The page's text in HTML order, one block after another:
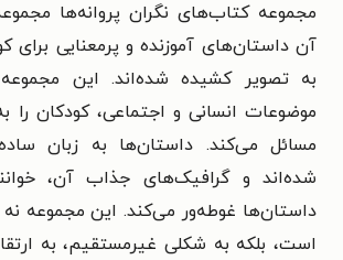
مجموعه کتاب‌های نگران پروانه‌ها
آن داستان‌های آموزنده و پرمعنایی برای
به تصویر کشیده شده‌اند. این
موضوعات انسانی و اجتماعی، کودکان را
مسائل می‌کند. داستان‌ها به زبان
شده‌اند و گرافیک‌های جذاب آن،
داستان‌ها غوطه‌ور می‌کند. این مجموعه نه
است، بلکه به شکلی غیرمستقیم، به